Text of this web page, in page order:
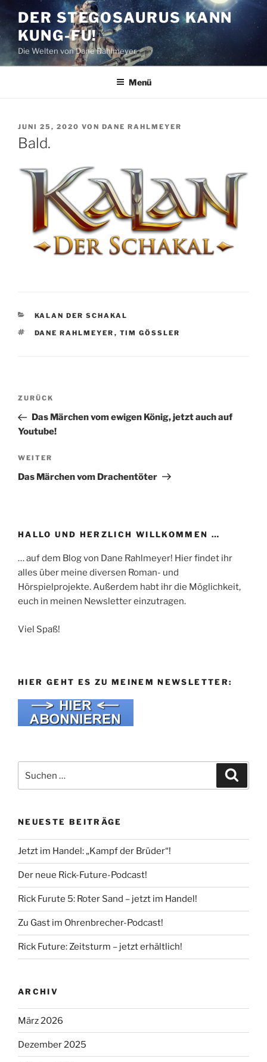
Zum
Inhalt
springen
DER STEGOSAURUS KANN
KUNG-FU!
Die Welten von Dane Rahlmeyer
Menü
VERÖFFENTLICHT
AM
JUNI 25, 2020 VON DANE RAHLMEYER
Bald.
KATEGORIEN
KALAN DER SCHAKAL
SCHLAGWÖRTER
DANE RAHLMEYER , TIM GÖSSLER
Beitragsnavigation
Vorheriger
Beitrag
ZURÜCK
Das Märchen vom ewigen König, jetzt auch auf
Youtube!
Nächster
Beitrag
WEITER
Das Märchen vom Drachentöter
HALLO UND HERZLICH WILLKOMMEN …
… auf dem Blog von Dane Rahlmeyer! Hier findet ihr
alles über meine diversen Roman- und
Hörspielprojekte. Außerdem habt ihr die Möglichkeit,
euch in meinen Newsletter einzutragen.
Viel Spaß!
HIER GEHT ES ZU MEINEM NEWSLETTER:
nach:
NEUESTE BEITRÄGE
Jetzt im Handel: „Kampf der Brüder“!
Der neue Rick-Future-Podcast!
Rick Furute 5: Roter Sand – jetzt im Handel!
Zu Gast im Ohrenbrecher-Podcast!
Rick Future: Zeitsturm – jetzt erhältlich!
ARCHIV
März 2026
Dezember 2025